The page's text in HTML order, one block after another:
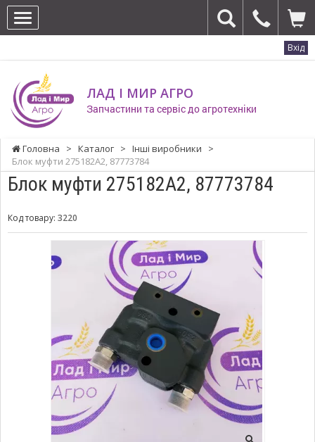
Вхід
ЛАД І МИР АГРО
Запчастини та сервіс до агротехніки
Головна > Каталог > Інші виробники
>
Блок муфти 275182A2, 87773784
Блок муфти 275182A2, 87773784
Код товару: 3220